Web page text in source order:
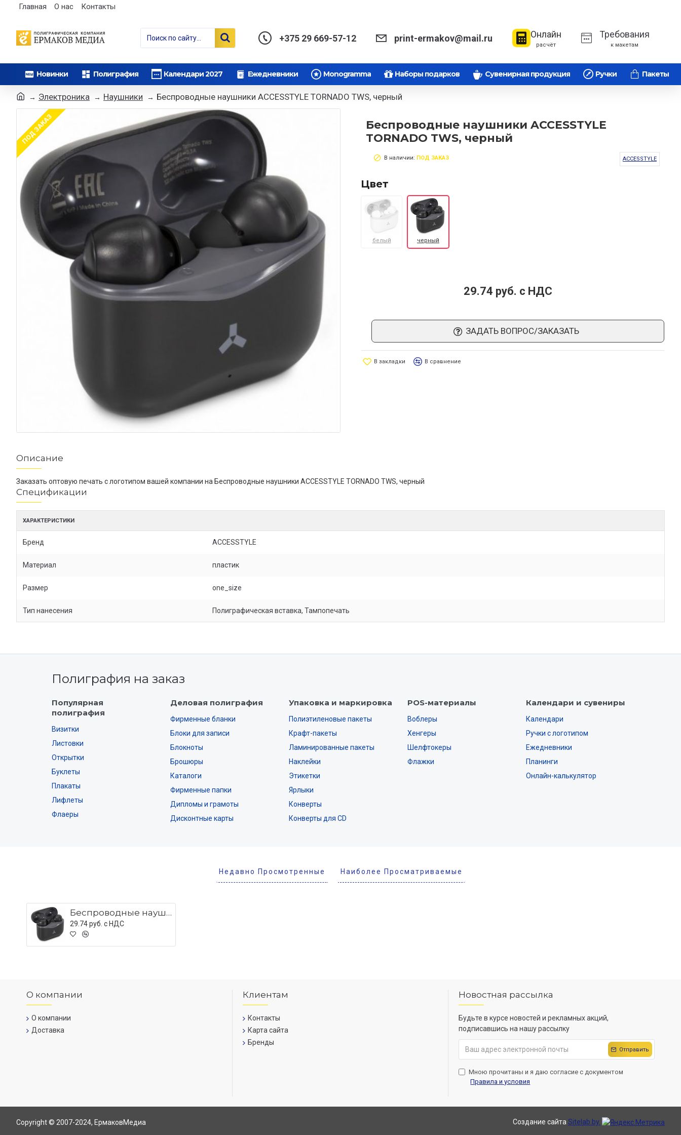
Главная О нас Контакты
+375 29 669-57-12 print-ermakov@mail.ru Онлайн
расчёт
Требования
к макетам
Новинки Полиграфия Календари 2027 Ежедневники Monogramma Наборы подарков Сувенирная продукция Ручки Пакеты
Электроника Наушники Беспроводные наушники ACCESSTYLE TORNADO TWS, черный
ПОД ЗАКАЗ
Беспроводные наушники ACCESSTYLE
TORNADO TWS, черный
В наличии: ПОД ЗАКАЗ ACCESSTYLE
Цвет
белый черный
29.74 руб. c НДС
ЗАДАТЬ ВОПРОС/ЗАКАЗАТЬ
В закладки В сравнение
Описание
Заказать оптовую печать с логотипом вашей компании на Беспроводные наушники ACCESSTYLE TORNADO TWS, черный
Спецификации
ХАРАКТЕРИСТИКИ
Бренд ACCESSTYLE
Материал пластик
Размер one_size
Тип нанесения Полиграфическая вставка, Тампопечать
Полиграфия на заказ
Популярная
полиграфия
Визитки
Листовки
Открытки
Буклеты
Плакаты
Лифлеты
Флаеры
Деловая полиграфия
Фирменные бланки
Блоки для записи
Блокноты
Брошюры
Каталоги
Фирменные папки
Дипломы и грамоты
Дисконтные карты
Упаковка и маркировка
Полиэтиленовые пакеты
Крафт-пакеты
Ламинированные пакеты
Наклейки
Этикетки
Ярлыки
Конверты
Конверты для CD
POS-материалы
Воблеры
Хенгеры
Шелфтокеры
Флажки
Календари и сувениры
Календари
Ручки с логотипом
Ежедневники
Планинги
Онлайн-калькулятор
Недавно Просмотренные Наиболее Просматриваемые
Беспроводные наушники ACCESSTYLE TORNADO TWS, черный
29.74 руб. c НДС
О компании
О компании
Доставка
Клиентам
Контакты
Карта сайта
Бренды
Новостная рассылка
Будьте в курсе новостей и рекламных акций,
подписавшись на нашу рассылку
Отправить
Мною прочитаны и я даю согласие с документом
Правила и условия
Copyright © 2007-2024, ЕрмаковМедиа Создание сайтаSitelab.by.